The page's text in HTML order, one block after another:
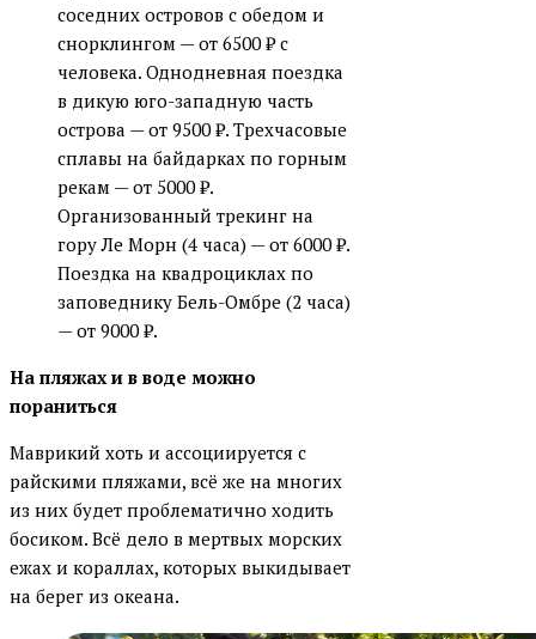
соседних островов с обедом и
снорклингом — от 6500 ₽ с
человека. Однодневная поездка
в дикую юго-западную часть
острова — от 9500 ₽. Трехчасовые
сплавы на байдарках по горным
рекам — от 5000 ₽.
Организованный трекинг на
гору Ле Морн (4 часа) — от 6000 ₽.
Поездка на квадроциклах по
заповеднику Бель-Омбре (2 часа)
— от 9000 ₽.
На пляжах и в воде можно
пораниться
Маврикий хоть и ассоциируется с
райскими пляжами, всё же на многих
из них будет проблематично ходить
босиком. Всё дело в мертвых морских
ежах и кораллах, которых выкидывает
на берег из океана.